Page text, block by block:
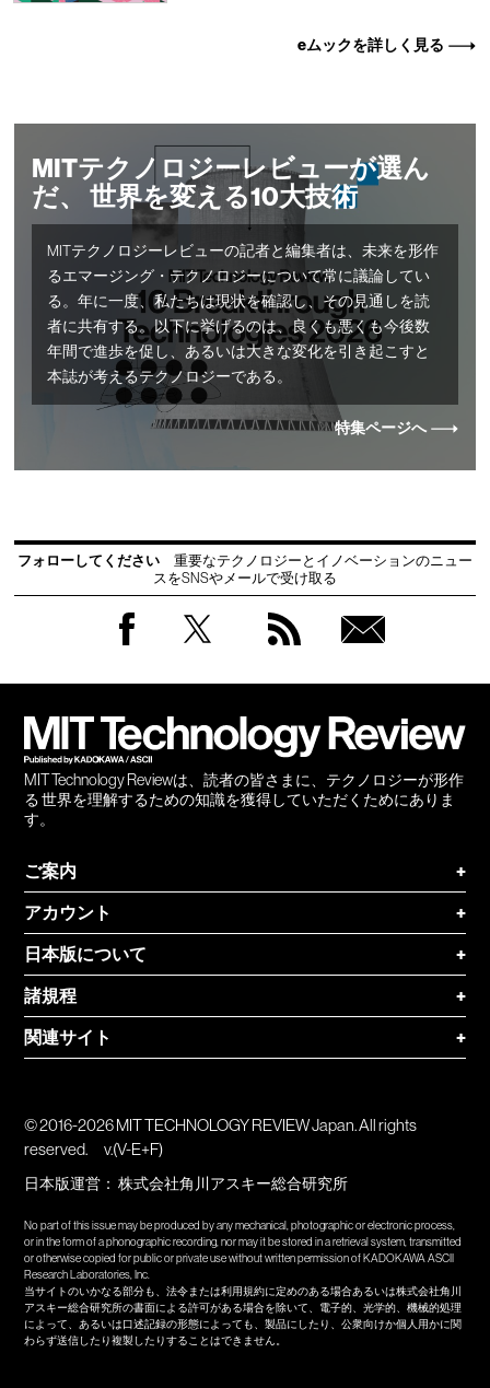
eムックを詳しく見る
MITテクノロジーレビューが選ん
だ、 世界を変える10大技術
MITテクノロジーレビューの記者と編集者は、未来を形作
るエマージング・テクノロジーについて常に議論してい
る。年に一度、私たちは現状を確認し、その見通しを読
者に共有する。以下に挙げるのは、良くも悪くも今後数
年間で進歩を促し、あるいは大きな変化を引き起こすと
本誌が考えるテクノロジーである。
特集ページへ
フォローしてください
重要なテクノロジーとイノベーションのニュー
スをSNSやメールで受け取る
MIT Technology Reviewは、読者の皆さまに、テクノロジーが形作
る 世界を理解するための知識を獲得していただくためにありま
す。
ご案内
+
アカウント
+
日本版について
+
諸規程
+
関連サイト
+
© 2016-2026 MIT TECHNOLOGY REVIEW Japan. All rights
reserved.
v.(V-E+F)
日本版運営：株式会社角川アスキー総合研究所
No part of this issue may be produced by any mechanical, photographic or electronic process,
or in the form of a phonographic recording, nor may it be stored in a retrieval system, transmitted
or otherwise copied for public or private use without written permission of KADOKAWA ASCII
Research Laboratories, Inc.
当サイトのいかなる部分も、法令または利用規約に定めのある場合あるいは株式会社角川
アスキー総合研究所の書面による許可がある場合を除いて、電子的、光学的、機械的処理
によって、あるいは口述記録の形態によっても、製品にしたり、公衆向けか個人用かに関
わらず送信したり複製したりすることはできません。